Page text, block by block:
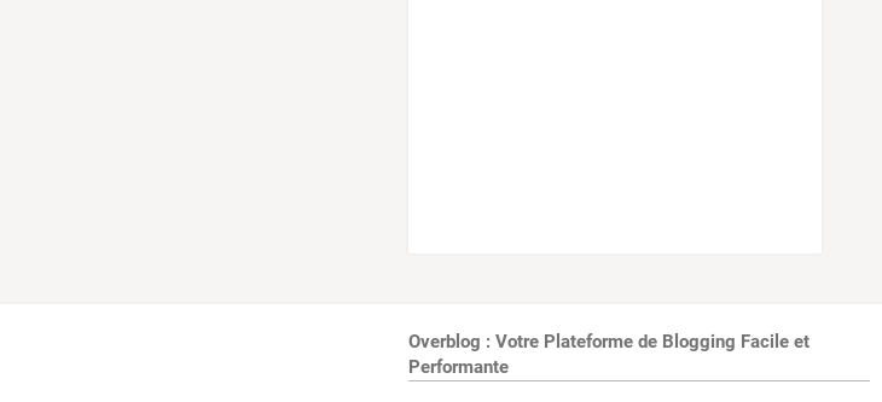
Overblog : Votre Plateforme de Blogging Facile et
Performante